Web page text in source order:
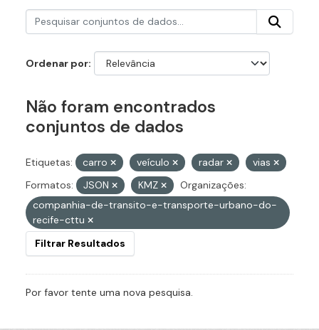
Ordenar por
Não foram encontrados
conjuntos de dados
Etiquetas: carro veículo radar
vias
Formatos:
JSON KMZ
Organizações:
companhia-de-transito-e-transporte-urbano-do-
recife-cttu
Filtrar Resultados
Por favor tente uma nova pesquisa.